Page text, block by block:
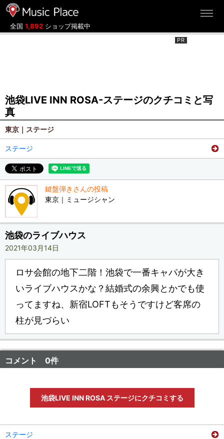
全国 1,892 ショップ掲載中
池袋LIVE INN ROSA-ステージのクチコミと写
真
東京｜ステージ
ステージ
鍵盤弾きさんの投稿
東京｜ミュージシャン
池袋のライブハウス
2021年03月14日
ロサ会館の地下二階！池袋で一番キャパが大き
いライブハウスかな？結婚式の余興とかでも使
ってますね、新宿LOFTもそうですけど客席の
柱が見づらい
コメント 0件
池袋LIVE INN ROSA ステージにクチコミする
ステージ